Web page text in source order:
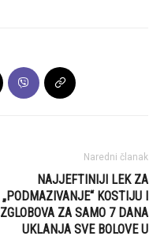
Naredni članak
NAJJEFTINIJI LEK ZA
„PODMAZIVANJE“ KOSTIJU I
ZGLOBOVA ZA SAMO 7 DANA
UKLANJA SVE BOLOVE U